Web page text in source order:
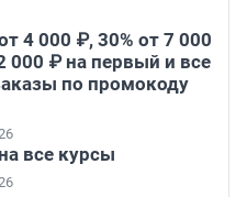
4 000 ₽, 30% от 7 000
000 ₽ на первый и все
по промокоду
все курсы